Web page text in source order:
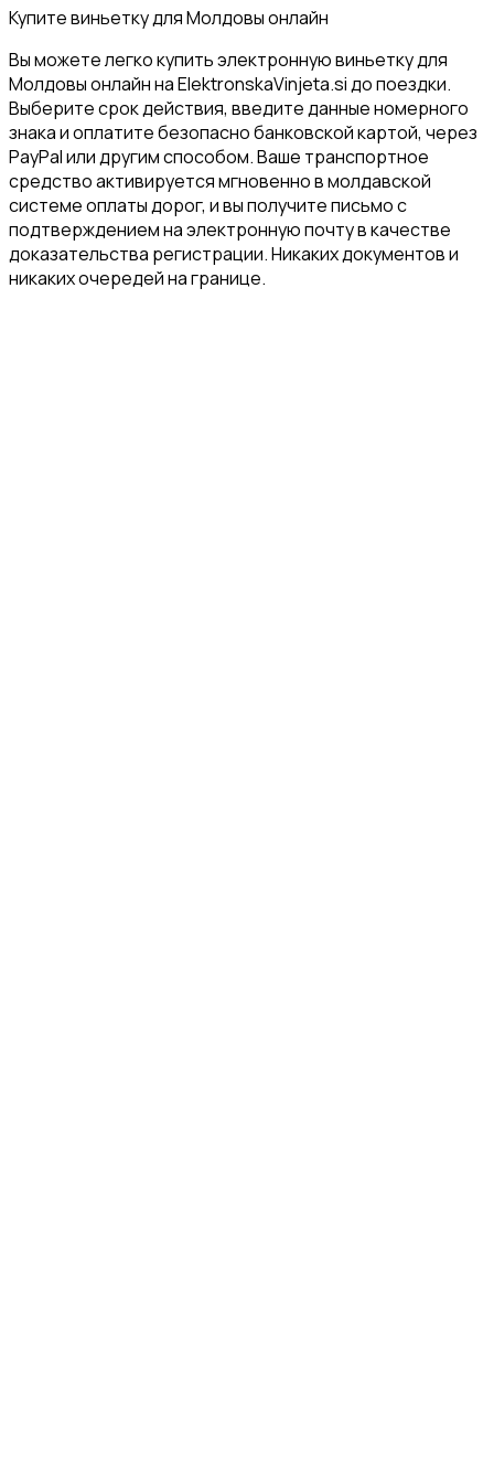
Купите виньетку для Молдовы онлайн
Вы можете легко купить электронную виньетку для
Молдовы онлайн на ElektronskaVinjeta.si до поездки.
Выберите срок действия, введите данные номерного
знака и оплатите безопасно банковской картой, через
PayPal или другим способом. Ваше транспортное
средство активируется мгновенно в молдавской
системе оплаты дорог, и вы получите письмо с
подтверждением на электронную почту в качестве
доказательства регистрации. Никаких документов и
никаких очередей на границе.